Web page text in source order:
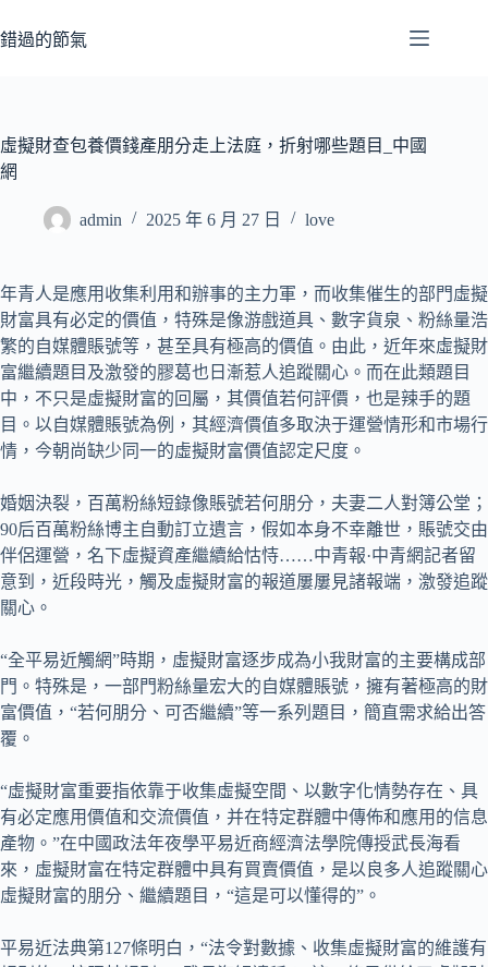
至
容
錯過的節氣
虛擬財查包養價錢產朋分走上法庭，折射哪些題目_中國
網
admin 2025 年 6 月 27 日 love
年青人是應用收集利用和辦事的主力軍，而收集催生的部門虛擬
財富具有必定的價值，特殊是像游戲道具、數字貨泉、粉絲量浩
繁的自媒體賬號等，甚至具有極高的價值。由此，近年來虛擬財
富繼續題目及激發的膠葛也日漸惹人追蹤關心。而在此類題目
中，不只是虛擬財富的回屬，其價值若何評價，也是辣手的題
目。以自媒體賬號為例，其經濟價值多取決于運營情形和市場行
情，今朝尚缺少同一的虛擬財富價值認定尺度。
婚姻決裂，百萬粉絲短錄像賬號若何朋分，夫妻二人對簿公堂；
90后百萬粉絲博主自動訂立遺言，假如本身不幸離世，賬號交由
伴侶運營，名下虛擬資產繼續給怙恃……中青報·中青網記者留
意到，近段時光，觸及虛擬財富的報道屢屢見諸報端，激發追蹤
關心。
“全平易近觸網”時期，虛擬財富逐步成為小我財富的主要構成部
門。特殊是，一部門粉絲量宏大的自媒體賬號，擁有著極高的財
富價值，“若何朋分、可否繼續”等一系列題目，簡直需求給出答
覆。
“虛擬財富重要指依靠于收集虛擬空間、以數字化情勢存在、具
有必定應用價值和交流價值，并在特定群體中傳佈和應用的信息
產物。”在中國政法年夜學平易近商經濟法學院傳授武長海看
來，虛擬財富在特定群體中具有買賣價值，是以良多人追蹤關心
虛擬財富的朋分、繼續題目，“這是可以懂得的”。
平易近法典第127條明白，“法令對數據、收集虛擬財富的維護有